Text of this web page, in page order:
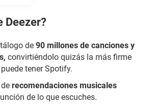
Deezer?
de 90 millones de canciones y
convirtiéndolo quizás la más firme
tener Spotify.
recomendaciones musicales
de lo que escuches.